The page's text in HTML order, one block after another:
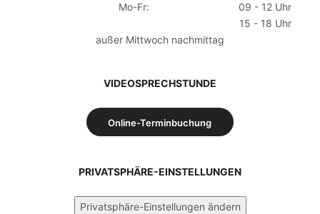
Mo-Fr:
09 - 12 Uhr
15 - 18 Uhr
außer Mittwoch nachmittag
VIDEOSPRECHSTUNDE
Online-Terminbuchung
PRIVATSPHÄRE-EINSTELLUNGEN
Privatsphäre-Einstellungen ändern